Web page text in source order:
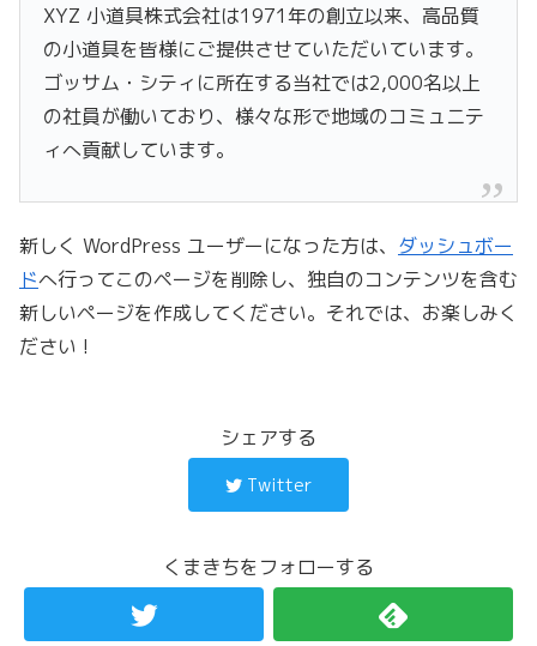
XYZ 小道具株式会社は1971年の創立以来、高品質
の小道具を皆様にご提供させていただいています。
ゴッサム・シティに所在する当社では2,000名以上
の社員が働いており、様々な形で地域のコミュニテ
ィへ貢献しています。
新しく WordPress ユーザーになった方は、 ダッシュボー
ドへ行ってこのページを削除し、独自のコンテンツを含む
新しいページを作成してください。それでは、お楽しみく
ださい !
シェアする
Twitter
くまきちをフォローする